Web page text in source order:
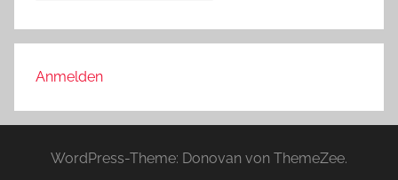
Anmelden
WordPress-Theme: Donovan von ThemeZee.